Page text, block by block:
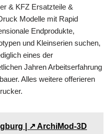
& KFZ Ersatzteile &
Modelle mit Rapid
Endprodukte,
und Kleinserien suchen,
eines der
Jahren Arbeitserfahrung
Alles weitere offerieren
| ↗️ ArchiMod-3D